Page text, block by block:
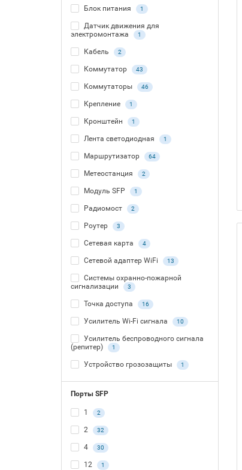
Блок питания 1
Датчик движения для
электромонтажа
1
Кабель 2
Коммутатор 43
Коммутаторы 46
Крепление 1
Кронштейн 1
Лента светодиодная 1
Маршрутизатор 64
Метеостанция 2
Модуль SFP 1
Радиомост 2
Роутер 3
Сетевая карта 4
Сетевой адаптер WiFi 13
Системы охранно-пожарной
сигнализации
3
Точка доступа 16
Усилитель Wi-Fi сигнала 10
Усилитель беспроводного сигнала
(репитер)
1
Устройство грозозащиты 1
Порты SFP
1 2
2 32
4 30
12 1